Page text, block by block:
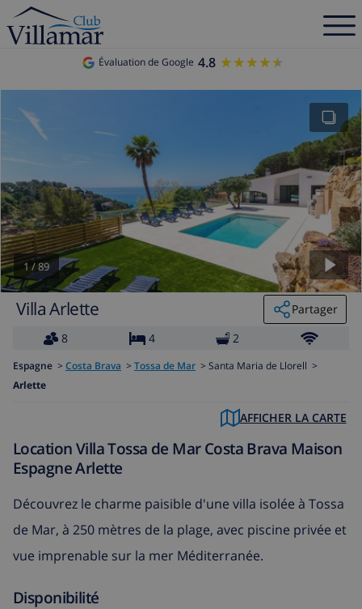
Évaluation de Google 4.8 ★★★★★
★★★★★
1 /89
Villa Arlette
Partager
8
4 2
Espagne > Costa Brava > Tossa de Mar > Santa Maria de Llorell >
Arlette
AFFICHER LA CARTE
Location Villa Tossa de Mar Costa Brava Maison
Espagne Arlette
Découvrez le charme paisible d'une villa isolée à Tossa
de Mar, à 250 mètres de la plage, avec piscine privée et
vue imprenable sur la mer Méditerranée.
Disponibilité